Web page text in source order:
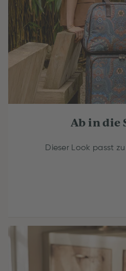
Ab in die
Dieser Look passt zu